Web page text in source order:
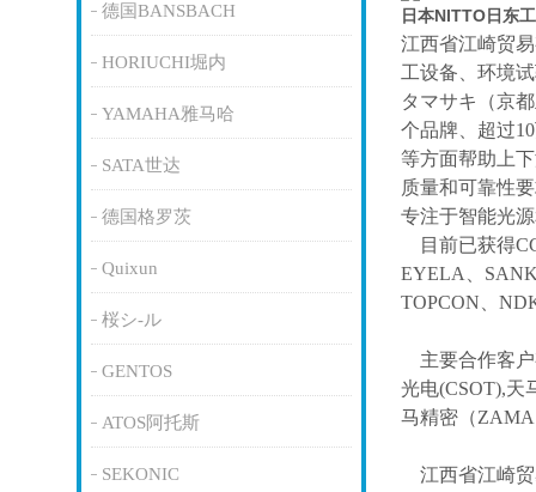
德国BANSBACH
HORIUCHI堀内
YAMAHA雅马哈
SATA世达
德国格罗茨
Quixun
桜シ-ル
GENTOS
ATOS阿托斯
SEKONIC
日本NITTO日东
江西省江崎贸
工设备、环境
タマサキ（京
个品牌、超过
等方面帮助上
质量和可靠性
专注于智能光
目前已获得
EYELA、
TOPCON、
主要合作客
光电(CSOT),天
马精密（
江西省江崎